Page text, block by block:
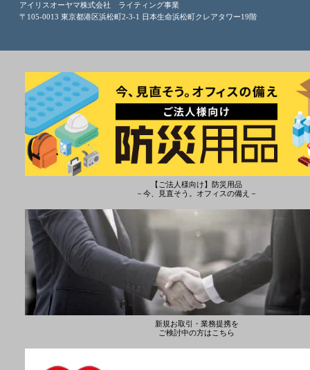
アイリスオーヤマ株式会社 ライティング事業
〒105-0013 東京都港区浜松町2-3-1 日本生命浜松町クレアタワー19階
【ご法人様向け】防災用品
－今、見直そう。オフィスの備え－
新規お取引・業務提携を
ご検討中の方はこちら